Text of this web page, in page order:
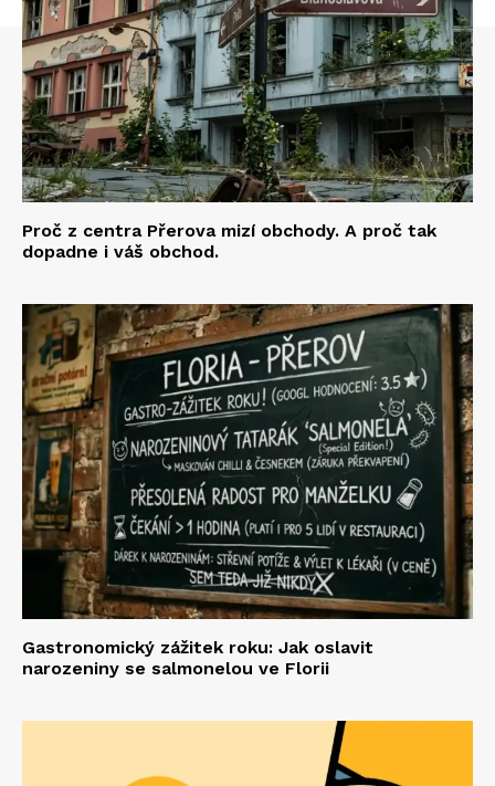
Proč z centra Přerova mizí obchody. A proč tak
dopadne i váš obchod.
Gastronomický zážitek roku: Jak oslavit
narozeniny se salmonelou ve Florii